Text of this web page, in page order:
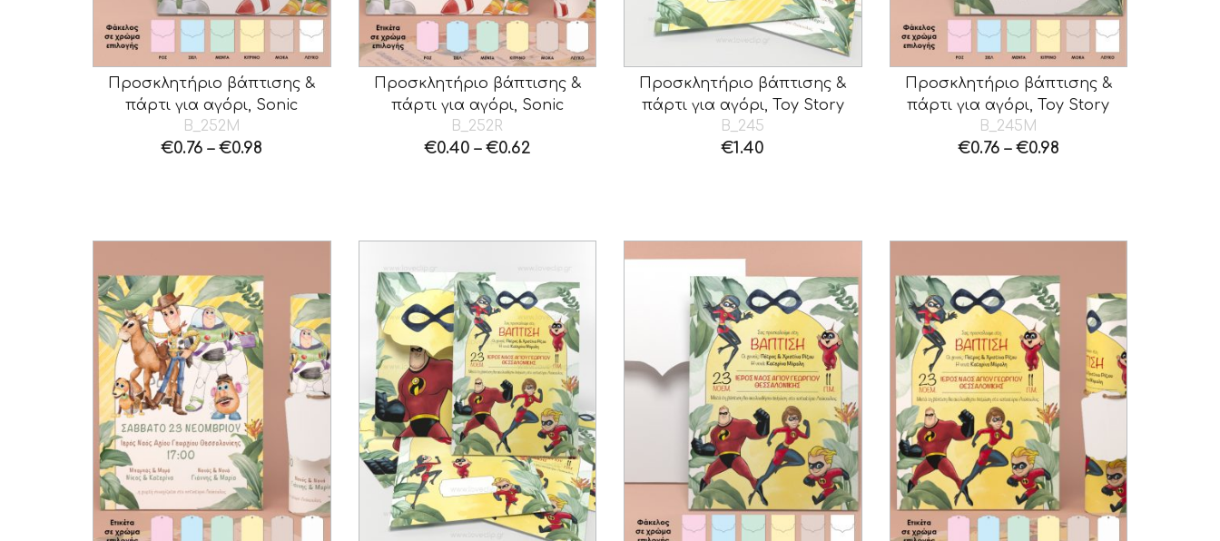
Προσκλητήριο βάπτισης &
πάρτι για αγόρι, Sonic
B_252M
€0.76 –€0.98
Προσκλητήριο βάπτισης &
πάρτι για αγόρι, Sonic
B_252R
€0.40 – €0.62
Προσκλητήριο βάπτισης &
πάρτι για αγόρι, Toy Story
B_245
€1.40
Προσκλητήριο βάπτισης &
πάρτι για αγόρι, Toy Story
B_245M
€0.76 – €0.98